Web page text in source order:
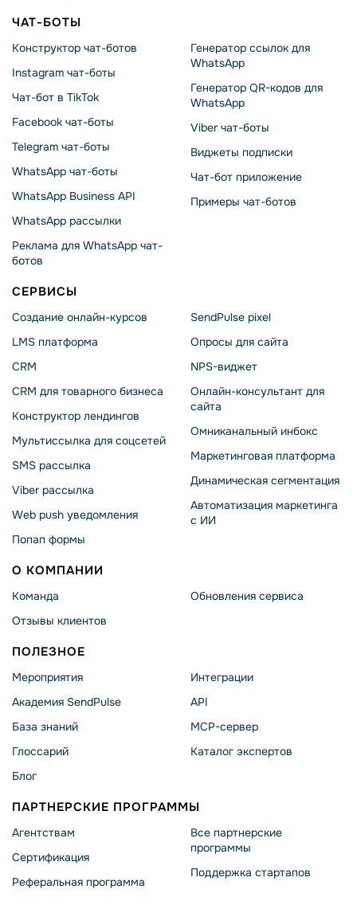
ЧАТ-БОТЫ
Конструктор чат-ботов
Instagram чат-боты
Чат-бот в TikTok
Facebook чат-боты
Telegram чат-боты
WhatsApp чат-боты
WhatsApp Business API
WhatsApp рассылки
Реклама для WhatsApp чат-
ботов
Генератор ссылок для
WhatsApp
Генератор QR-кодов для
WhatsApp
Viber чат-боты
Виджеты подписки
Чат-бот приложение
Примеры чат-ботов
СЕРВИСЫ
Создание онлайн-курсов
LMS платформа
CRM
CRM для товарного бизнеса
Конструктор лендингов
Мультиссылка для соцсетей
SMS рассылка
Viber рассылка
Web push уведомления
Попап формы
SendPulse pixel
Опросы для сайта
NPS-виджет
Онлайн-консультант для
сайта
Омниканальный инбокс
Маркетинговая платформа
Динамическая сегментация
Автоматизация маркетинга
с ИИ
О КОМПАНИИ
Команда
Отзывы клиентов
Обновления сервиса
ПОЛЕЗНОЕ
Мероприятия
Академия SendPulse
База знаний
Глоссарий
Блог
Интеграции
API
MCP-сервер
Каталог экспертов
ПАРТНЕРСКИЕ ПРОГРАММЫ
Агентствам
Сертификация
Реферальная программа
Все партнерские
программы
Поддержка стартапов